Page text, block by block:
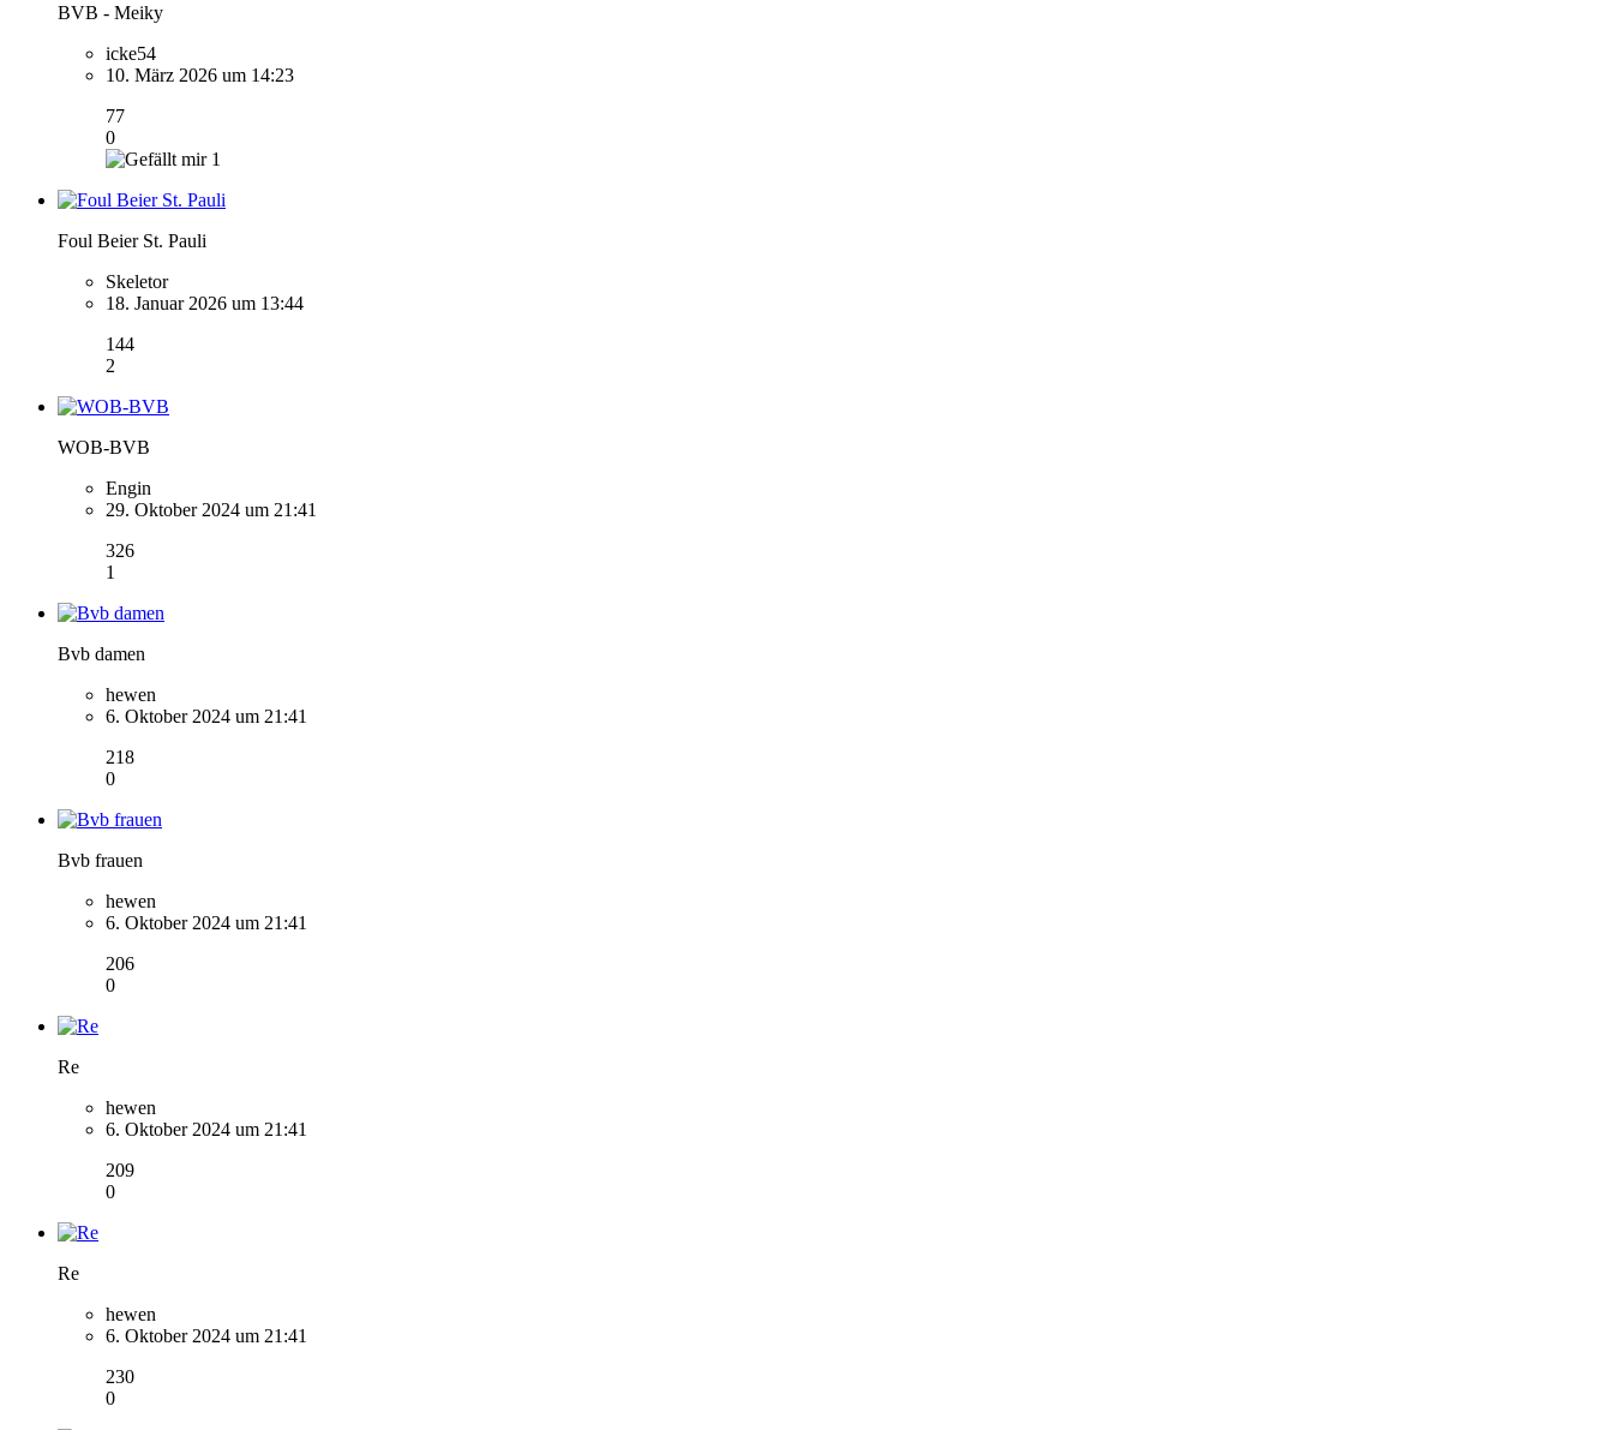
BVB - Meiky
icke54
10. März 2026 um 14:23
77
0
1
Foul Beier St. Pauli
Skeletor
18. Januar 2026 um 13:44
144
2
WOB-BVB
Engin
29. Oktober 2024 um 21:41
326
1
Bvb damen
hewen
6. Oktober 2024 um 21:41
218
0
Bvb frauen
hewen
6. Oktober 2024 um 21:41
206
0
Re
hewen
6. Oktober 2024 um 21:41
209
0
Re
hewen
6. Oktober 2024 um 21:41
230
0